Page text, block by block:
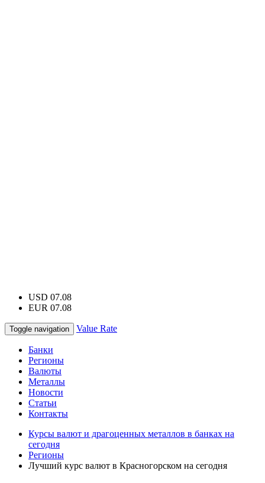
USD 07.08
EUR 07.08
Toggle navigation Value Rate
Банки
Регионы
Валюты
Металлы
Новости
Статьи
Контакты
Курсы валют и драгоценных металлов в банках на
сегодня
Регионы
Лучший курс валют в Красногорском на сегодня